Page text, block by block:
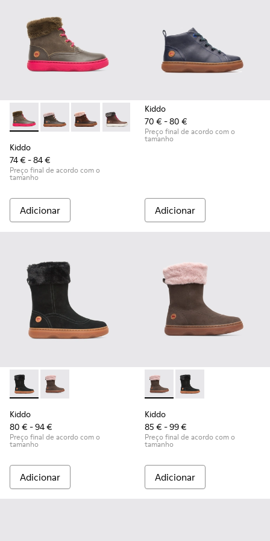
Kiddo - K900098-007 - Brown Gray
Kiddo - K900098-010
Kiddo - K900098-003 - Multicolor
Kiddo - K900098-001
Kiddo
74 € - 84 €
Preço final de acordo com o
tamanho
Adicionar
Kiddo
70 € - 80 €
Preço final de acordo com o
tamanho
Adicionar
Kiddo - K900139-003 - Black
Kiddo - K900139-005 - Brown Gray
Kiddo
80 € - 94 €
Preço final de acordo com o
tamanho
Adicionar
Kiddo - K900139-005 -
Kiddo - K900139-003
Kiddo
85 € - 99 €
Preço final de acordo com o
tamanho
Adicionar